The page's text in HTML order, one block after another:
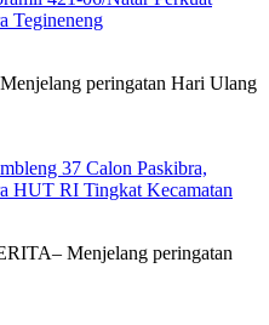
Tegineneng
peringatan Hari Ulang
37 Calon Paskibra,
HUT RI Tingkat Kecamatan
Menjelang peringatan